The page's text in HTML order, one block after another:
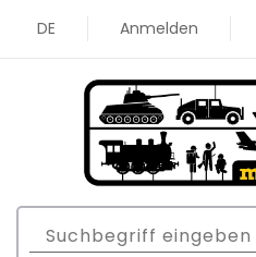
DE Anmelden